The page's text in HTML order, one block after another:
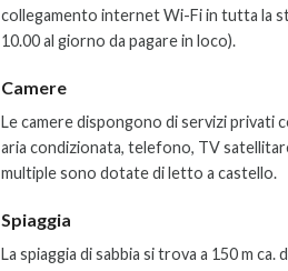
collegamento internet Wi-Fi in tutta la
10.00 al giorno da pagare in loco).
Camere
Le camere dispongono di servizi privati
aria condizionata, telefono, TV
multiple sono dotate di letto a castello.
Spiaggia
La spiaggia di sabbia si trova a 150 m